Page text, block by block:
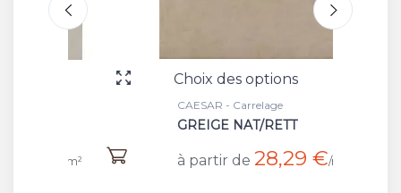
Choix des options
CAESAR - Carrelage
GREIGE NAT/RETT
à partir de 28,29 €/m²